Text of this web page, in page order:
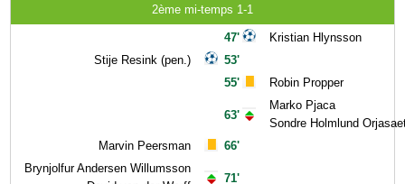
2ème mi-temps 1-1
Stije Resink (pen.)
Marvin Peersman
Brynjolfur Andersen Willumsson
47'
53'
55'
63'
66'
71'
Kristian Hlynsson
Robin Propper
Marko Pjaca
Sondre Holmlund